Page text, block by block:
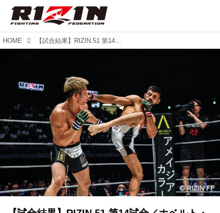
HOME 【試合結果】RIZIN.51 第14試合／ホベルト・サトシ・ソウザ vs. 堀江圭功